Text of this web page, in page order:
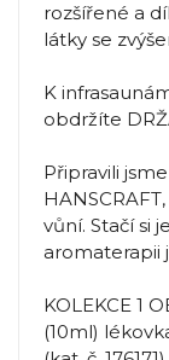
rozšířené a
látky se
K
obdržíte
Připravili
vůní. Stačí si
aromaterapii
KOLEKCE 1
(10ml)